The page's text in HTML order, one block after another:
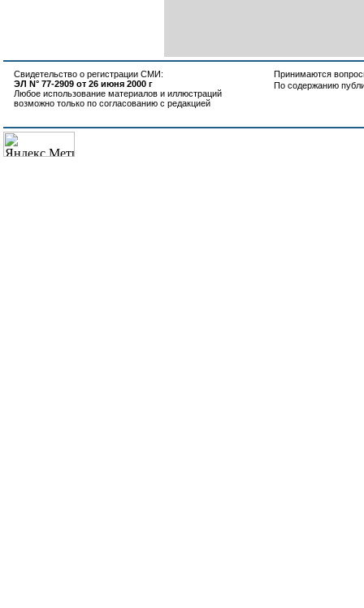
Свидетельство о регистрации СМИ:
ЭЛ N° 77-2909 от 26 июня 2000 г
Любое использование материалов и иллюстраций
возможно только по согласованию с редакцией
Принимаются
По содержанию